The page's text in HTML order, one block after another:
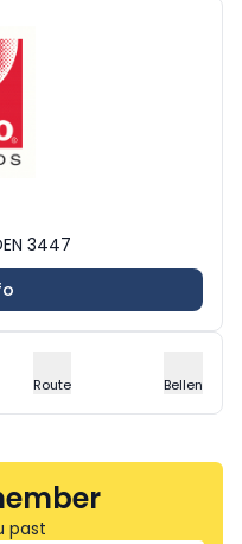
3447
Route Bellen
past